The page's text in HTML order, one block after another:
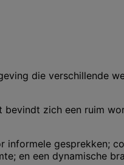
die verschillende
zich een ruim
gesprekken;
en een dynamische